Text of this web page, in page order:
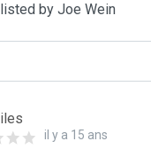
by Joe Wein
il y a 15 ans